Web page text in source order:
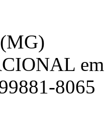
8065